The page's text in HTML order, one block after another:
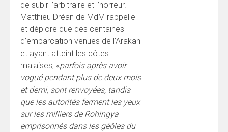
de subir l’arbitraire et l’horreur.
Matthieu Dréan de MdM rappelle
et déplore que des centaines
d’embarcation venues de l’Arakan
et ayant atteint les côtes
malaises, «parfois après avoir
vogué pendant plus de deux mois
et demi, sont renvoyées, tandis
que les autorités ferment les yeux
sur les milliers de Rohingya
emprisonnés dans les géôles du